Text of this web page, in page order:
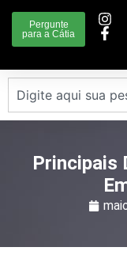
Pergunte
para a Cátia
Principais